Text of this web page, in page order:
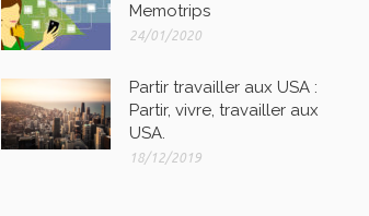
Memotrips
24/01/2020
Partir travailler aux USA :
Partir, vivre, travailler aux
USA.
18/12/2019